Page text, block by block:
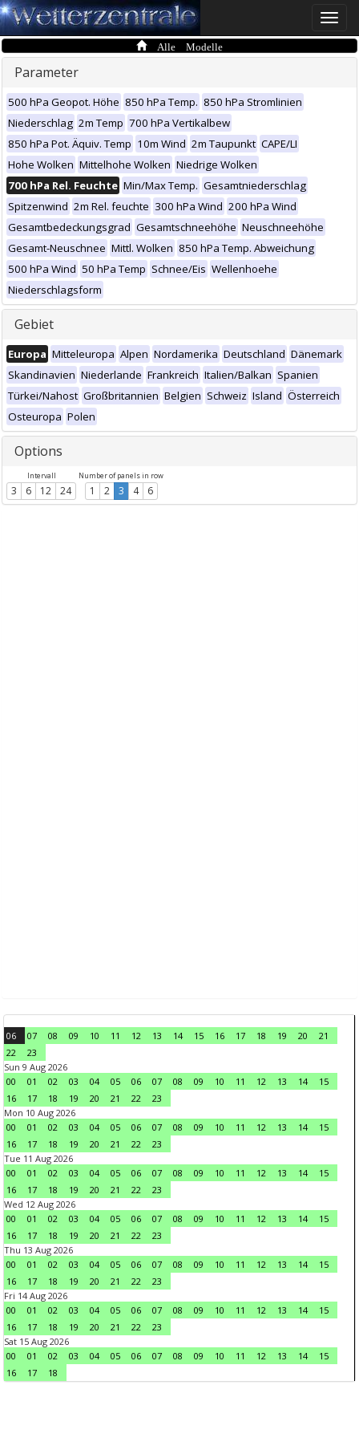
Toggle
Alle Modelle
Parameter
500 hPa Geopot. Höhe 850 hPa Temp. 850 hPa Stromlinien
Niederschlag 2m Temp 700 hPa Vertikalbew
850 hPa Pot. Äquiv. Temp 10m Wind 2m Taupunkt CAPE/LI
Hohe Wolken Mittelhohe Wolken Niedrige Wolken
700 hPa Rel. Feuchte Min/Max Temp. Gesamtniederschlag
Spitzenwind 2m Rel. feuchte 300 hPa Wind 200 hPa Wind
Gesamtbedeckungsgrad Gesamtschneehöhe Neuschneehöhe
Gesamt-Neuschnee Mittl. Wolken 850 hPa Temp. Abweichung
500 hPa Wind 50 hPa Temp Schnee/Eis Wellenhoehe
Niederschlagsform
Gebiet
Europa Mitteleuropa Alpen Nordamerika Deutschland Dänemark
Skandinavien Niederlande Frankreich Italien/Balkan Spanien
Türkei/Nahost Großbritannien Belgien Schweiz Island Österreich
Osteuropa Polen
Options
Intervall
3 6 12 24
Number of panels in row
1 2 3 4 6
06 07 08 09 10 11 12 13 14 15 16 17 18 19 20
21
22
23
Sun 9 Aug 2026
00
01 02 03 04 05 06 07 08 09 10 11 12 13 14
15
16
17 18 19 20 21 22
23
Mon 10 Aug 2026
00
01 02 03 04 05 06 07 08 09 10 11 12 13 14
15
16
17 18 19 20 21 22
23
Tue 11 Aug 2026
00
01 02 03 04 05 06 07 08 09 10 11 12 13 14
15
16
17 18 19 20 21 22
23
Wed 12 Aug 2026
00
01 02 03 04 05 06 07 08 09 10 11 12 13 14
15
16
17 18 19 20 21 22
23
Thu 13 Aug 2026
00
01 02 03 04 05 06 07 08 09 10 11 12 13 14
15
16
17 18 19 20 21 22
23
Fri 14 Aug 2026
00
01 02 03 04 05 06 07 08 09 10 11 12 13 14
15
16
17 18 19 20 21 22
23
Sat 15 Aug 2026
00
01 02 03 04 05 06 07 08 09 10 11 12 13 14
15
16
17 18